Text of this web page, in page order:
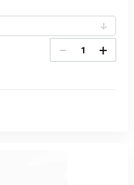
− +